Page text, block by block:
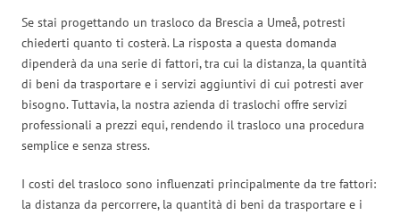
Se stai progettando un trasloco da Brescia a Umeå, potresti
chiederti quanto ti costerà. La risposta a questa domanda
dipenderà da una serie di fattori, tra cui la distanza, la quantità
di beni da trasportare e i servizi aggiuntivi di cui potresti aver
bisogno. Tuttavia, la nostra azienda di traslochi offre servizi
professionali a prezzi equi, rendendo il trasloco una procedura
semplice e senza stress.
I costi del trasloco sono influenzati principalmente da tre fattori:
la distanza da percorrere, la quantità di beni da trasportare e i